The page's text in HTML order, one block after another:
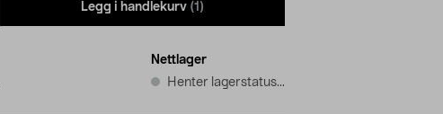
Legg i handlekurv (1)
Nettlager
Henter lagerstatus...